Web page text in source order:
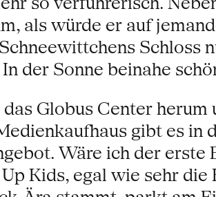
als würde er auf
Schloss
der Sonne beinahe
Globus Center
gibt es in
Wäre ich der erste
Kids, egal wie sehr